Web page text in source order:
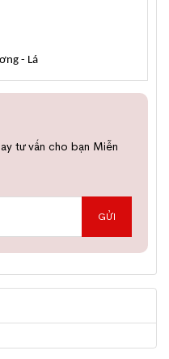
- Lá
tư vấn cho bạn Miễn